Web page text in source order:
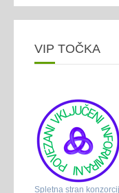
VIP TOČKA
Spletna stran